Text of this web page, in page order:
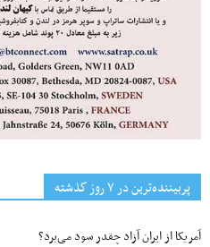
پربیننده‌ترین‌ در ۷ روز گذشته
آمریکا از ایران آزاد چقدر سود می‌برد؟